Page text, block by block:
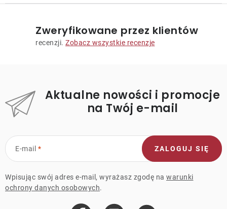
Zweryfikowane przez klientów
recenzji. Zobacz wszystkie recenzje
Aktualne nowości i promocje
na Twój e-mail
E-mail
Wpisując swój adres e-mail, wyrażasz zgodę na warunki
ochrony danych osobowych.
ZALOGUJ SIĘ